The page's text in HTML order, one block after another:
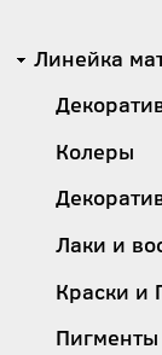
Категории
Линейка
Колеры
Лаки и
Краски и
Пигменты